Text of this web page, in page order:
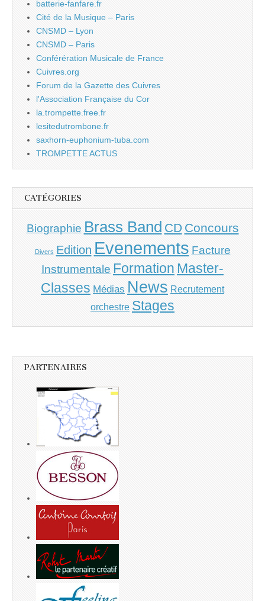
batterie-fanfare.fr
Cité de la Musique – Paris
CNSMD – Lyon
CNSMD – Paris
Conférération Musicale de France
Cuivres.org
Forum de la Gazette des Cuivres
l'Association Française du Cor
la.trompette.free.fr
lesitedutrombone.fr
saxhorn-euphonium-tuba.com
TROMPETTE ACTUS
CATÉGORIES
Biographie Brass Band CD Concours
Divers Edition Evenements Facture
Instrumentale Formation Master-
Classes Médias News Recrutement
orchestre Stages
PARTENAIRES